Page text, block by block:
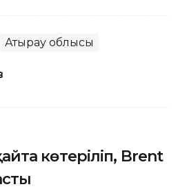
Атырау облысы
көтеріліп, Brent